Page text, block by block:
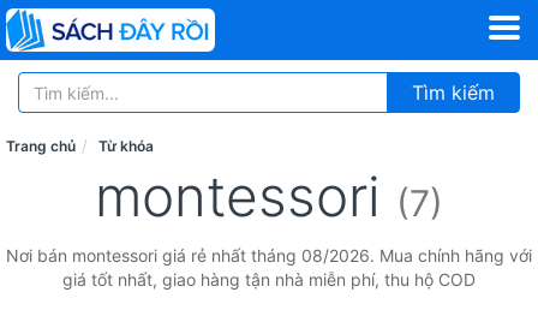
Tìm kiếm
Trang chủ Từ khóa
montessori (7)
Nơi bán montessori giá rẻ nhất tháng 08/2026. Mua chính hãng với
giá tốt nhất, giao hàng tận nhà miễn phí, thu hộ COD